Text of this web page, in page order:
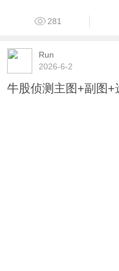
281
Run
2026-6-2
牛股侦测主图+副图+